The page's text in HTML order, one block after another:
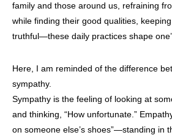
family and those around us, refraining
while finding their good qualities,
truthful—these daily practices shape
Here, I am reminded of the difference
sympathy.
Sympathy is the feeling of looking at
and thinking, “How unfortunate.”
on someone else’s shoes”—standing in